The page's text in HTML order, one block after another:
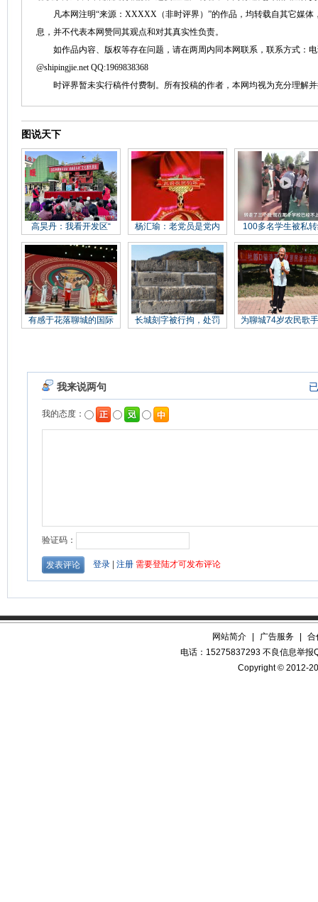
凡本网注明“来源：XXXXX（非时评界）”的作品，均转载自其它媒体
息，并不代表本网赞同其观点和对其真实性负责。
如作品内容、版权等存在问题，请在两周内同本网联系，联系方式：电
@shipingjie.net QQ:1969838368
时评界暂未实行稿件付费制。所有投稿的作者，本网均视为充分理解并
图说天下
高昊丹：我看开发区“ 杨汇瑜：老党员是党内 100多名学生被私
有感于花落聊城的国际 长城刻字被行拘，处罚 为聊城74岁农民歌
网站简介 广告服务
合
电话：15275837293 不良信息举
Copyright © 2012-